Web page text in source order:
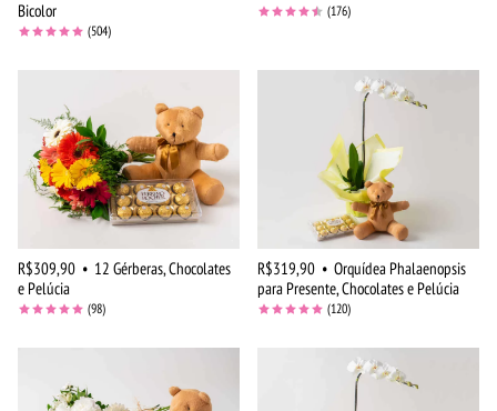
Bicolor
(504)
(176)
R$309,90 • 12 Gérberas, Chocolates
e Pelúcia
(98)
R$319,90 • Orquídea Phalaenopsis
para Presente, Chocolates e Pelúcia
(120)